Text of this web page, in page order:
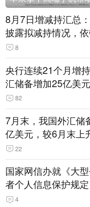
8月7日增减持汇总
披露拟减持情况，
微拟增持（表）
8
央行连续21个月增
汇储备增加25亿美元
82
7月末，我国外汇储
亿美元，较6月末上
升幅为0.07%
22
国家网信办就《大
者个人信息保护规
稿）》公开征求意见
4